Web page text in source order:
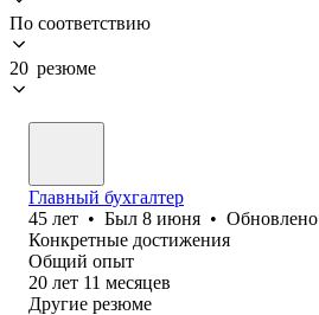
По соответствию
20 резюме
Главный бухгалтер
45 лет • Был 8 июня • Обновлено
Конкретные достижения
Общий опыт
20 лет 11 месяцев
Другие резюме